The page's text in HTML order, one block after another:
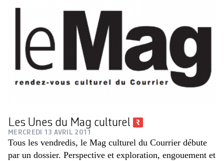
Les Unes du Mag culturel
MERCREDI 13 AVRIL 2011
Tous les vendredis, le Mag culturel du Courrier débute
par un dossier. Perspective et exploration, engouement et